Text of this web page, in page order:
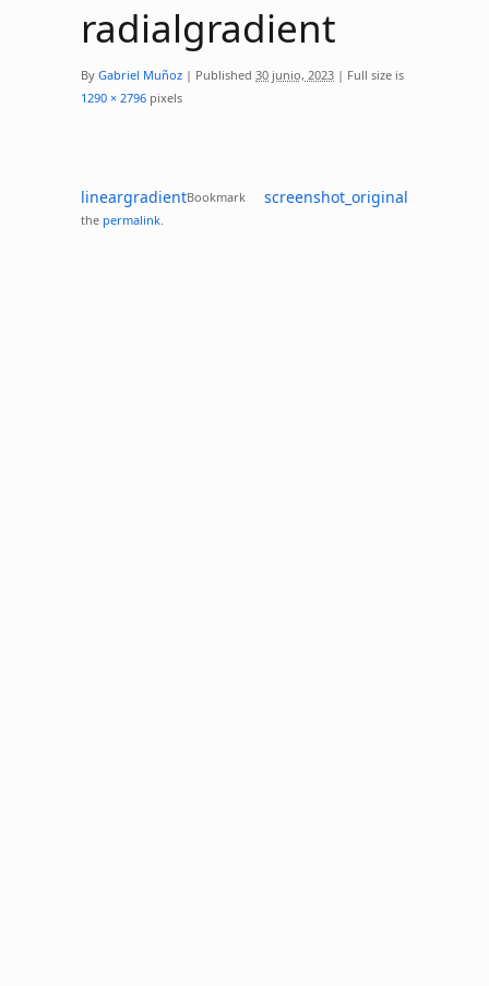
radialgradient
By Gabriel Muñoz | Published 30 junio, 2023 | Full size is
1290 × 2796 pixels
lineargradient screenshot_original
Bookmark
the permalink